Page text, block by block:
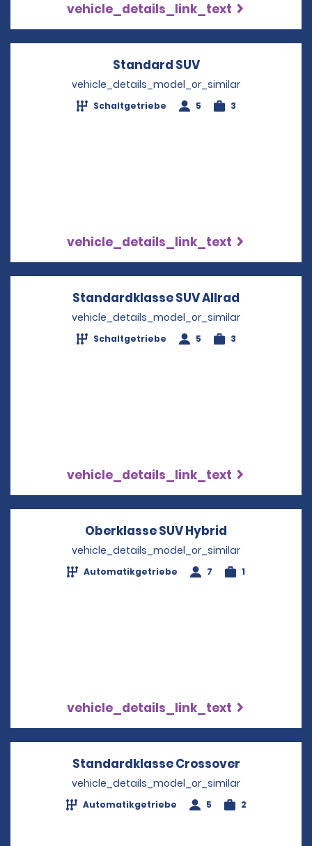
vehicle_details_link_text
Standard SUVOpens in a new
vehicle_details_model_or_similar
Schaltgetriebe 5 3
vehicle_details_link_text
Standardklasse SUV Allrad
vehicle_details_model_or_similar
Schaltgetriebe 5 3
vehicle_details_link_text
Oberklasse SUV Hybrid
vehicle_details_model_or_similar
Automatikgetriebe 7 1
vehicle_details_link_text
Standardklasse Crossover
vehicle_details_model_or_similar
Automatikgetriebe 5 2